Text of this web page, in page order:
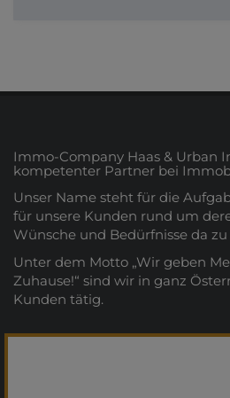
Immo-Company Haas & Urban
kompetenter Partner bei
Unser Name steht für die
für unsere Kunden rund um
Wünsche und Bedürfnisse da zu
Unter dem Motto „Wir geben
Zuhause!“ sind wir in ganz
Kunden tätig.